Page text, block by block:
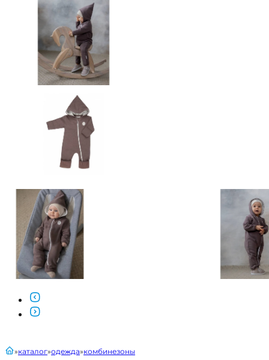
главнаякаталог одежда комбинезоны